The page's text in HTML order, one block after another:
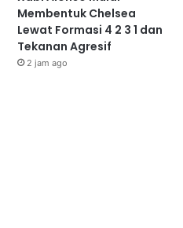
Membentuk Chelsea
Lewat Formasi 4 2 3 1 dan
Tekanan Agresif
2 jam ago